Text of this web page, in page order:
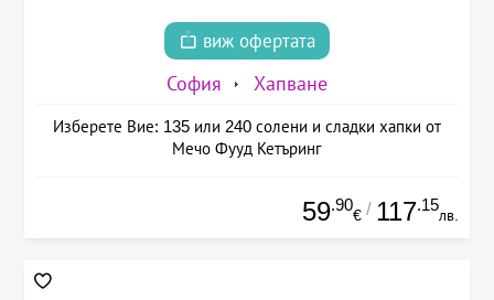
виж офертата
София Хапване
Изберете Вие: 135 или 240 солени и сладки хапки от
Мечо Фууд Кетъринг
59.90
€ / 117.15
лв.